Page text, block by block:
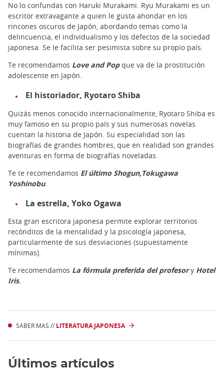
No lo confundas con Haruki Murakami. Ryu Murakami es un
escritor extravagante a quien le gusta ahondar en los
rincones oscuros de Japón, abordando temas como la
delincuencia, el individualismo y los defectos de la sociedad
japonesa. Se le facilita ser pesimista sobre su propio país.
Te recomendamos Love and Popque va de la prostitución
adolescente en Japón.
El historiador, Ryotaro Shiba
Quizás menos conocido internacionalmente, Ryotaro Shiba es
muy famoso en su propio país y sus numerosas novelas
cuentan la historia de Japón. Su especialidad son las
biografías de grandes hombres, que en realidad son grandes
aventuras en forma de biografías noveladas.
Te te recomendamos El último Shogun,Tokugawa
Yoshinobu.
La estrella, Yoko Ogawa
Esta gran escritora japonesa permite explorar territorios
recónditos de la mentalidad y la psicología japonesa,
particularmente de sus desviaciones (supuestamente
mínimas).
Te recomendamos La fórmula preferida del profesor y Hotel
Iris.
SABER MAS // LITERATURA JAPONESA
Últimos artículos